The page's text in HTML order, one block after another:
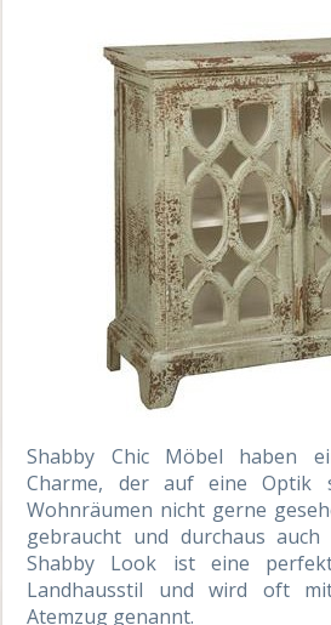
Shabby Chic Möbel haben
Charme, der auf eine Optik
Wohnräumen nicht gerne
gebraucht und durchaus
Shabby Look ist eine
Landhausstil und wird oft
Atemzug genannt.